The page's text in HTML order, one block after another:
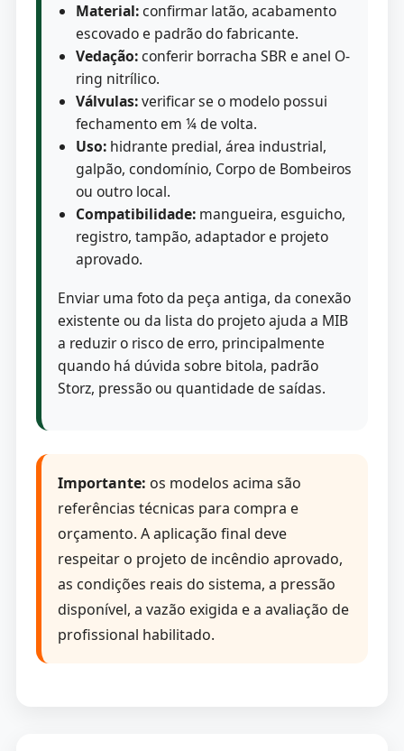
Material:confirmar latão, acabamento
escovado e padrão do fabricante.
Vedação:conferir borracha SBR e anel O-
ring nitrílico.
Válvulas:verificar se o modelo possui
fechamento em ¼ de volta.
Uso:hidrante predial, área industrial,
galpão, condomínio, Corpo de Bombeiros
ou outro local.
Compatibilidade:mangueira, esguicho,
registro, tampão, adaptador e projeto
aprovado.
Enviar uma foto da peça antiga, da conexão
existente ou da lista do projeto ajuda a MIB
a reduzir o risco de erro, principalmente
quando há dúvida sobre bitola, padrão
Storz, pressão ou quantidade de saídas.
Importante: os modelos acima são
referências técnicas para compra e
orçamento. A aplicação final deve
respeitar o projeto de incêndio aprovado,
as condições reais do sistema, a pressão
disponível, a vazão exigida e a avaliação de
profissional habilitado.